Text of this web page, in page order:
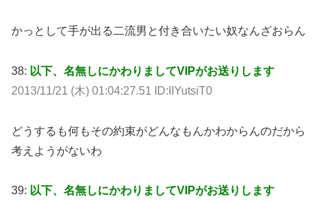
かっとして手が出る二流男と付き合いたい奴なんざおらん
38: 以下、名無しにかわりましてVIPがお送りします
2013/11/21 (木) 01:04:27.51 ID:IIYutsiT0
どうするも何もその約束がどんなもんかわからんのだから
考えようがないわ
39: 以下、名無しにかわりましてVIPがお送りします